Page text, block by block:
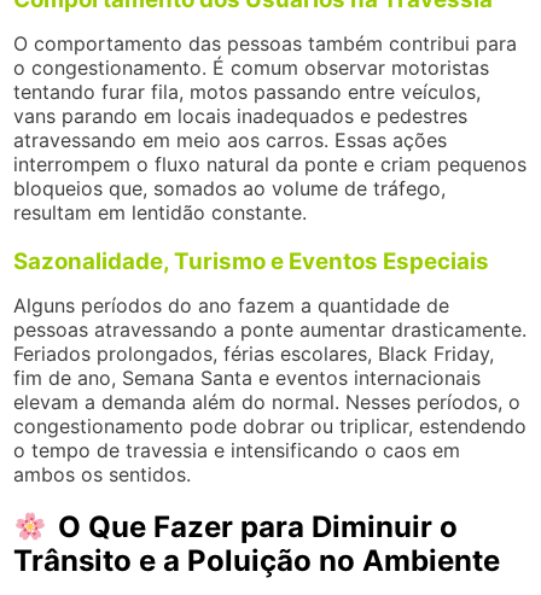
O comportamento das pessoas também contribui para
o congestionamento. É comum observar motoristas
tentando furar fila, motos passando entre veículos,
vans parando em locais inadequados e pedestres
atravessando em meio aos carros. Essas ações
interrompem o fluxo natural da ponte e criam pequenos
bloqueios que, somados ao volume de tráfego,
resultam em lentidão constante.
Sazonalidade, Turismo e Eventos Especiais
Alguns períodos do ano fazem a quantidade de
pessoas atravessando a ponte aumentar drasticamente.
Feriados prolongados, férias escolares, Black Friday,
fim de ano, Semana Santa e eventos internacionais
elevam a demanda além do normal. Nesses períodos, o
congestionamento pode dobrar ou triplicar, estendendo
o tempo de travessia e intensificando o caos em
ambos os sentidos.
O Que Fazer para Diminuir o
Trânsito e a Poluição no Ambiente